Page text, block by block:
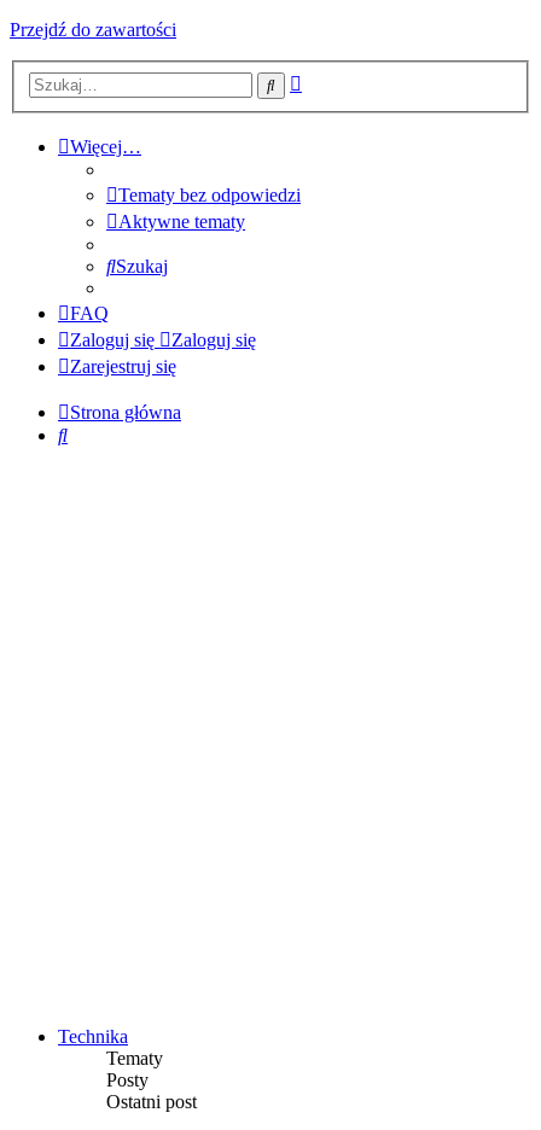
Przejdź do zawartości
Szukaj
Więcej…
Tematy bez odpowiedzi
Aktywne tematy
Szukaj
FAQ
Zaloguj się
Zaloguj się
Zarejestruj się
Strona główna
Szukaj
Technika
Tematy
Posty
Ostatni post